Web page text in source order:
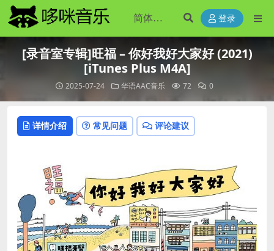
登录
[录音室专辑]旺福 – 你好我好大家好 (2021)
[iTunes Plus M4A]
2025-07-24 华语AAC音乐 72 0
详情介绍 常见问题 评论建议